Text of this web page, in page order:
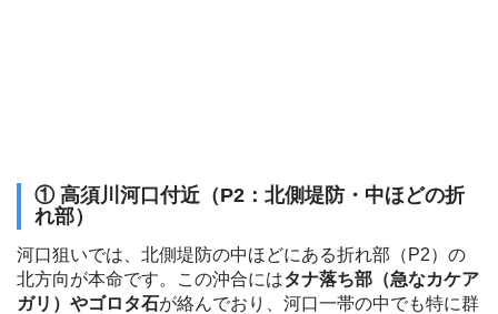
① 高須川河口付近（P2：北側堤防・中ほどの折
れ部）
河口狙いでは、北側堤防の中ほどにある折れ部（P2）の
北方向が本命です。この沖合にはタナ落ち部（急なカケア
ガリ）やゴロタ石が絡んでおり、河口一帯の中でも特に群